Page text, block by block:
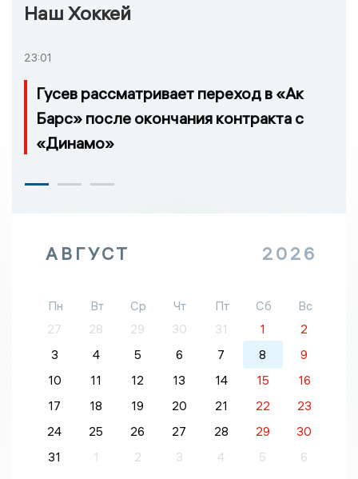
Наш Хоккей
23:01
Гусев рассматривает переход в «Ак
Барс» после окончания контракта с
«Динамо»
АВГУСТ 2026
Пн Вт Ср Чт Пт Сб
Вс
27
28 29 30 31 1
2
3
4 5 6 7 8
9
10
11 12 13 14 15
16
17
18 19 20 21 22
23
24
25 26 27 28 29
30
31
1 2 3 4 5 6